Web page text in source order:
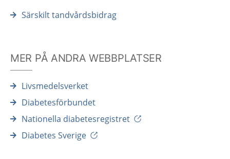
Särskilt tandvårdsbidrag
MER PÅ ANDRA WEBBPLATSER
Livsmedelsverket
Diabetesförbundet
Nationella diabetesregistret
Diabetes Sverige